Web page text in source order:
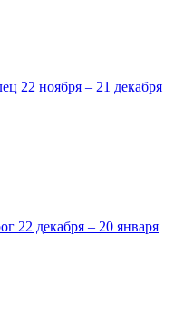
22 ноября – 21 декабря
22 декабря – 20 января